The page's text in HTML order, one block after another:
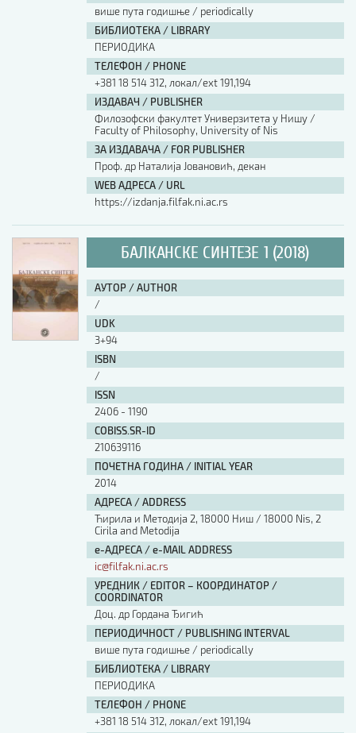
више пута годишње / periodically
БИБЛИОТЕКА / LIBRARY
ПЕРИОДИКА
ТЕЛЕФОН / PHONE
+381 18 514 312, локал/ext 191,194
ИЗДАВАЧ / PUBLISHER
Филозофски факултет Универзитета у Нишу /
Faculty of Philosophy, University of Nis
ЗА ИЗДАВАЧА / FOR PUBLISHER
Проф. др Наталија Јовановић, декан
WEB АДРЕСА / URL
https://izdanja.filfak.ni.ac.rs
БАЛКАНСКЕ СИНТЕЗЕ 1 (2018)
АУТОР / AUTHOR
/
UDK
3+94
ISBN
/
ISSN
2406 - 1190
COBISS.SR-ID
210639116
ПОЧЕТНА ГОДИНА / INITIAL YEAR
2014
АДРЕСА / ADDRESS
Ћирила и Методија 2, 18000 Ниш / 18000 Nis, 2
Cirila and Metodija
е-АДРЕСА / e-MAIL ADDRESS
ic@filfak.ni.ac.rs
УРЕДНИК / EDITOR – КООРДИНАТОР /
COORDINATOR
Доц. др Гордана Ђигић
ПЕРИОДИЧНОСТ / PUBLISHING INTERVAL
више пута годишње / periodically
БИБЛИОТЕКА / LIBRARY
ПЕРИОДИКА
ТЕЛЕФОН / PHONE
+381 18 514 312, локал/ext 191,194